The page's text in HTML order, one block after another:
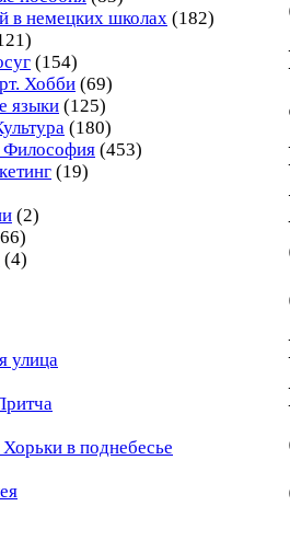
в немецких школах (182)
(154)
Хобби (69)
языки (125)
(180)
Философия (453)
(19)
(2)
(4)
улица
в поднебесье